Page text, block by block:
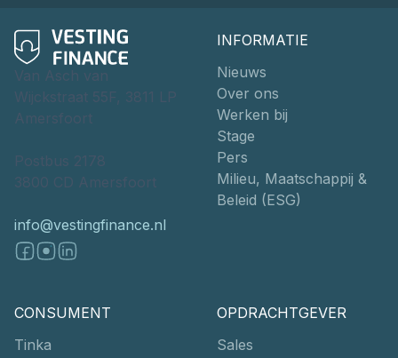
Van Asch van
Wijckstraat 55F, 3811 LP
Amersfoort
Postbus 2178
3800 CD Amersfoort
info@vestingfinance.nl
INFORMATIE
Nieuws
Over ons
Werken bij
Stage
Pers
Milieu, Maatschappij &
Beleid (ESG)
CONSUMENT
Tinka
OPDRACHTGEVER
Sales